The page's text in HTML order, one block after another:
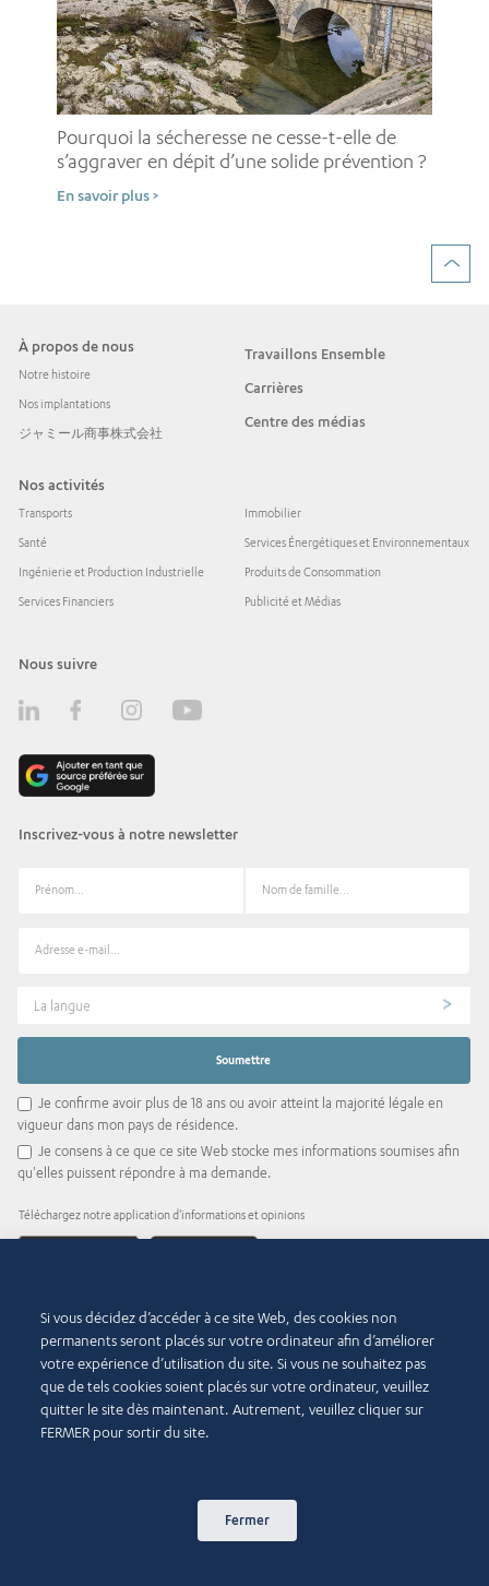
Pourquoi la sécheresse ne cesse-t-elle de
s’aggraver en dépit d’une solide prévention ?
En savoir plus >
À propos de nous
Notre histoire
Nos implantations
ジャミール商事株式会社
Travaillons Ensemble
Carrières
Centre des médias
Nos activités
Transports
Santé
Ingénierie et Production Industrielle
Services Financiers
Immobilier
Services Énergétiques et Environnementaux
Produits de Consommation
Publicité et Médias
Nous suivre
Inscrivez-vous à notre newsletter
La langue
Je confirme avoir plus de 18 ans ou avoir atteint la majorité légale en
vigueur dans mon pays de résidence.
Je consens à ce que ce site Web stocke mes informations soumises afin
qu'elles puissent répondre à ma demande.
Téléchargez notre application d'informations et opinions
trademarks of Abdul Latif Jameel IPR Company Limited.
Si vous décidez d’accéder à ce site Web, des cookies non
permanents seront placés sur votre ordinateur afin d’améliorer
votre expérience d’utilisation du site. Si vous ne souhaitez pas
que de tels cookies soient placés sur votre ordinateur, veuillez
quitter le site dès maintenant. Autrement, veuillez cliquer sur
FERMER pour sortir du site.
Fermer